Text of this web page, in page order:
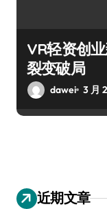
VR轻资创
裂变破局
dawei 3 月
近期文章